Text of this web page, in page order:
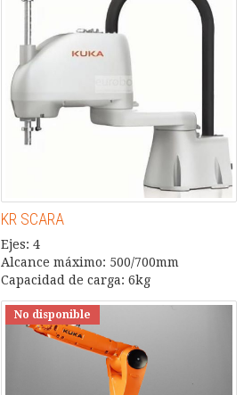
KR SCARA
Ejes: 4
Alcance máximo: 500/700mm
Capacidad de carga: 6kg
No disponible